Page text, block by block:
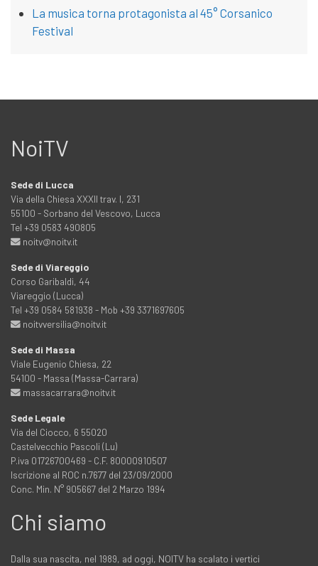
La musica torna protagonista al 45° Corsanico
Festival
NoiTV
Sede di Lucca
Via della Chiesa XXXII trav. I, 231
55100 - Sorbano del Vescovo, Lucca
Tel +39 0583 490805
noitv@noitv.it
Sede di Viareggio
Corso Garibaldi, 44
Viareggio (Lucca)
Tel +39 0584 581938 - Mob +39 3371697605
noitvversilia@noitv.it
Sede di Massa
Viale Eugenio Chiesa, 22
54100 - Massa (Massa-Carrara)
massacarrara@noitv.it
Sede Legale
Via del Ciocco, 6 55020
Castelvecchio Pascoli (Lu)
P.iva 01726700469 - C.F. 80000910507
Iscrizione al ROC n.7677 del 23/09/2000
Conc. Min. N° 905667 del 2 Marzo 1994
Chi siamo
Dalla sua nascita, nel 1989, ad oggi, NOITV ha scalato i vertici